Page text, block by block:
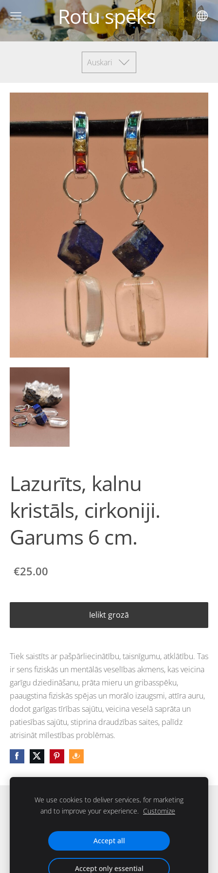
Rotu spēks
Auskari
Lazurīts, kalnu
kristāls, cirkoniji.
Garums 6 cm.
€25.00
Ielikt grozā
Tiek saistīts ar pašpārliecinātību, taisnīgumu, atklātību. Tas
ir sens fiziskās un mentālās veselības akmens, kas veicina
garīgu dziedināšanu, prāta mieru un gribasspēku,
paaugstina fiziskās spējas un morālo izaugsmi, attīra auru,
dodot garīgas tīrības sajūtu, veicina veselā saprāta un
patiesības sajūtu, stiprina draudzības saites, palīdz
atrisināt mīlestības problēmas.
Sīkdatnes
IKstone © 2026. Visas tiesības rezervētas
We use cookies to deliver services, for marketing
and to improve your experience. Customize
Accept all
Accept only essential